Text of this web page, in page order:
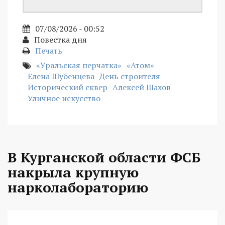
07/08/2026 - 00:52
Повестка дня
Печать
«Уральская перчатка» «Атом»
Елена Шубенцева День строителя
Исторический сквер Алексей Шахов
Уличное искусство
В Курганской области ФСБ
накрыла крупную
нарколабораторию